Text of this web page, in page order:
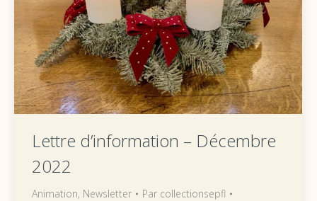
Lettre d’information – Décembre
2022
Animation, Newsletter Par collectionsepfl